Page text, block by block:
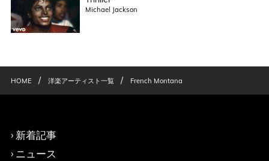
Michael Jackson
HOME / 洋楽アーティスト一覧 / French Montana
新着記事
ニュース